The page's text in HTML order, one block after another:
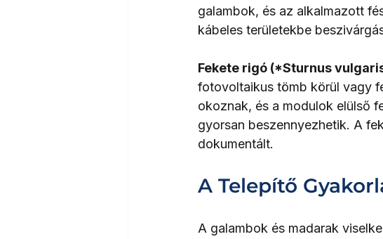
galambok, és az alkalmazott
kábeles területekbe
Fekete rigó (*Sturnus
fotovoltaikus tömb körül vagy
okoznak, és a modulok elülső
gyorsan beszennyezhetik. A
dokumentált.
A Telepítő
A galambok és madarak